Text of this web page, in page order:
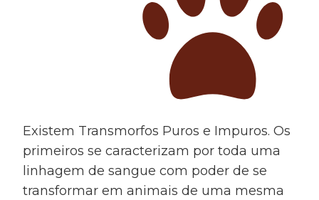
Existem Transmorfos Puros e Impuros. Os
primeiros se caracterizam por toda uma
linhagem de sangue com poder de se
transformar em animais de uma mesma